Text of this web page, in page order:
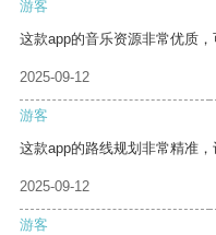
游客
这款app的音乐资源非常优质，
2025-09-12
游客
这款app的路线规划非常精准，
2025-09-12
游客